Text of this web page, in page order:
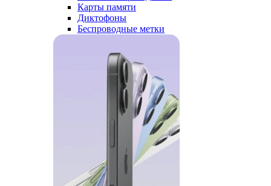
Карты памяти
Диктофоны
Беспроводные метки